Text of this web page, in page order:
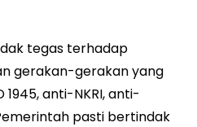
tegas terhadap
gerakan-gerakan yang
anti-NKRI, anti-
pasti bertindak